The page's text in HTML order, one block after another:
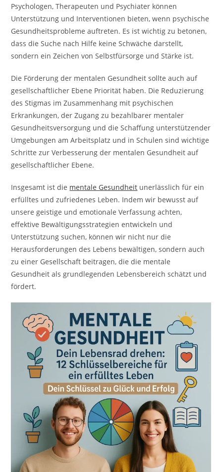
Psychologen, Therapeuten und Psychiater können
Unterstützung und Interventionen bieten, wenn psychische
Gesundheitsprobleme auftreten. Es ist wichtig zu betonen,
dass die Suche nach Hilfe keine Schwäche darstellt,
sondern ein Zeichen von Selbstfürsorge und Stärke ist.
Die Förderung der mentalen Gesundheit sollte auch auf
gesellschaftlicher Ebene Priorität haben. Die Reduzierung
des Stigmas im Zusammenhang mit psychischen
Erkrankungen, der Zugang zu bezahlbarer mentaler
Gesundheitsversorgung und die Schaffung unterstützender
Umgebungen am Arbeitsplatz und in Schulen sind wichtige
Schritte zur Verbesserung der mentalen Gesundheit auf
gesellschaftlicher Ebene.
Insgesamt ist die mentale Gesundheit unerlässlich für ein
erfülltes und zufriedenes Leben. Indem wir bewusst auf
unsere geistige und emotionale Verfassung achten,
effektive Bewältigungsstrategien entwickeln und
Unterstützung suchen, können wir nicht nur die
Herausforderungen des Lebens bewältigen, sondern auch
zu einer Gesellschaft beitragen, die die mentale
Gesundheit als grundlegenden Lebensbereich schätzt und
fördert.